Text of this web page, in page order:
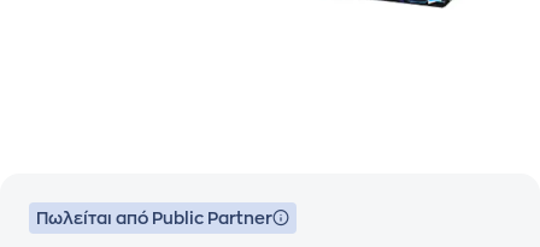
Πωλείται από Public Partner